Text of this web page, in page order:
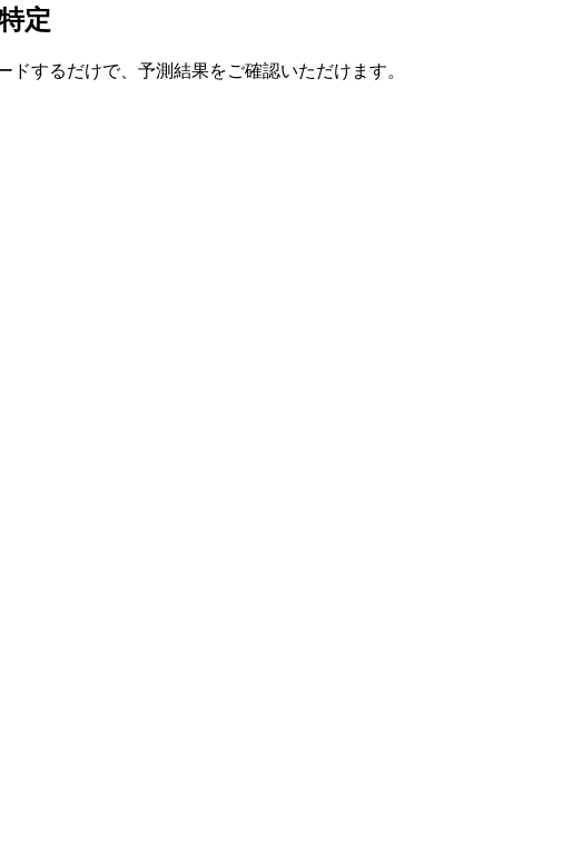
定
するだけで、予測結果をご確認いただけます。